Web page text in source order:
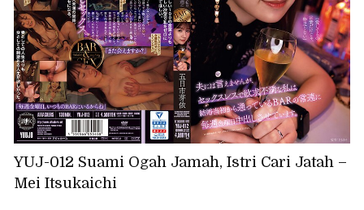
YUJ-012 Suami Ogah Jamah, Istri Cari Jatah –
Mei Itsukaichi